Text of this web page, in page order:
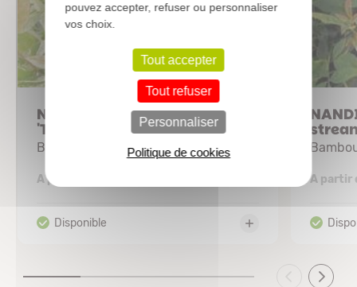
NANDINA domestica
'Twilight®'
Bambou sacré nain
A partir de A partir
pouvez accepter, refuser ou personnaliser
vos choix.
Tout accepter
Tout refuser
Personnaliser
Politique de cookies